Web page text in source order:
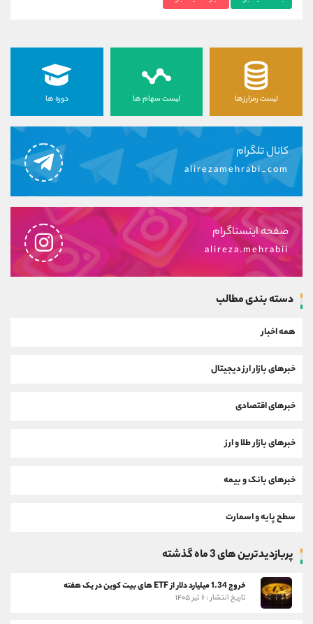
لیست رمزارزها لیست سهام ها دوره ها
کانال تلگرام
alirezamehrabi_com
صفحه اینستاگرام
alireza.mehrabii
دسته بندی مطالب
همه اخبار
خبرهای بازار ارز دیجیتال
خبرهای اقتصادی
خبرهای بازار طلا و ارز
خبرهای بانک و بیمه
سطح پایه و اسمارت
پربازدیدترین های 3 ماه گذشته
خروج 1.34 میلیارد دلار از ETF های بیت کوین در یک هفته
تاریخ انتشار : ۶ تیر ۱۴۰۵